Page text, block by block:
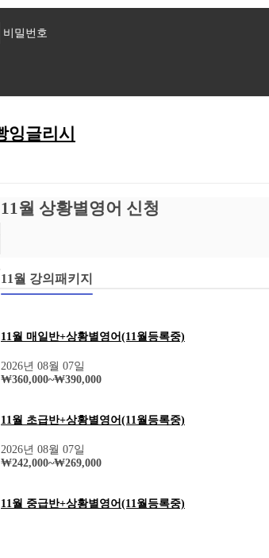
비밀번호
11월 상황별영어 신청
11월 강의패키지
11월 매일반+상황별영어(11월등록중)
2026년 08월 07일
₩360,000~₩390,000
11월 초급반+상황별영어(11월등록중)
2026년 08월 07일
₩242,000~₩269,000
11월 중급반+상황별영어(11월등록중)